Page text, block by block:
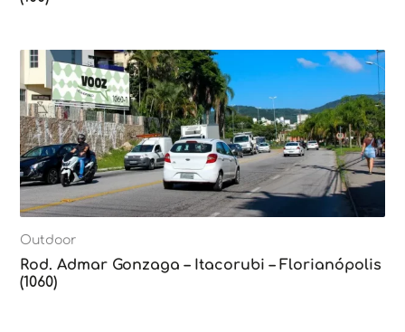
Outdoor
Rod. Admar Gonzaga – Itacorubi – Florianópolis
(1060)